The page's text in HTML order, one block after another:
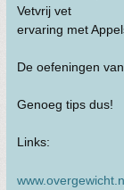
Vetvrij vet
ervaring met
De oefeningen
Genoeg tips dus!
Links: